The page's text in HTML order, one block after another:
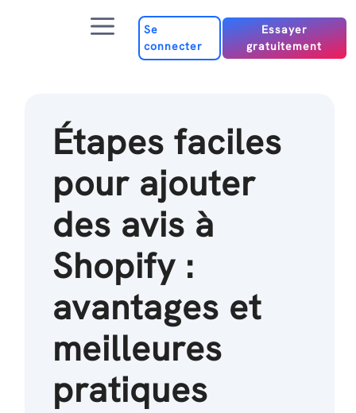
Menu
Se
connecter
Essayer
gratuitement
Étapes faciles
pour ajouter
des avis à
Shopify :
avantages et
meilleures
pratiques